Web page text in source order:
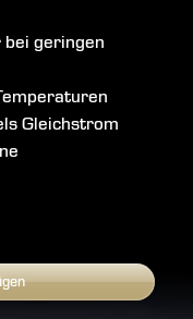
geringen
Gleichstrom